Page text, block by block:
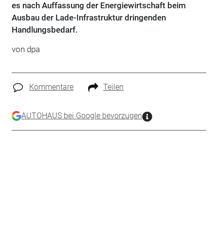
es nach Auffassung der Energiewirtschaft beim
Ausbau der Lade-Infrastruktur dringenden
Handlungsbedarf.
von dpa
Kommentare Teilen
AUTOHAUS bei Google bevorzugen